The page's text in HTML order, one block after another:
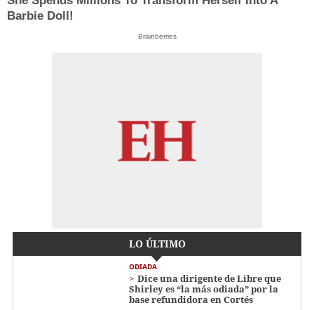
Barbie Doll!
Brainberries
LO ÚLTIMO
ODIADA
Dice una dirigente de Libre que
Shirley es “la más odiada” por la
base refundidora en Cortés